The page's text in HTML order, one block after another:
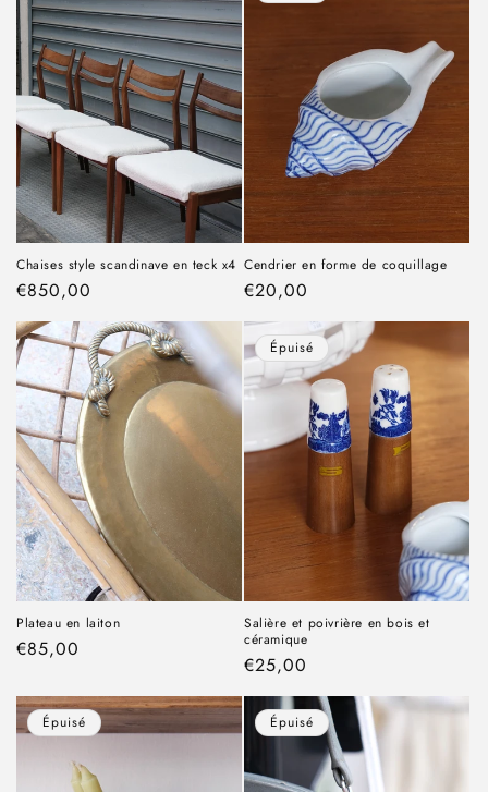
Chaises style scandinave en teck x4
Prix
€850,00
Cendrier en forme de coquillage
Prix
€20,00
Plateau en laiton
Prix
€85,00
Épuisé
Salière et poivrière en bois et
céramique
Prix
€25,00
Épuisé Épuisé